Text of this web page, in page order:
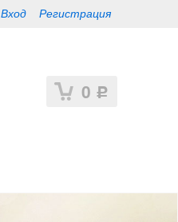
Вход Регистрация
0 Р